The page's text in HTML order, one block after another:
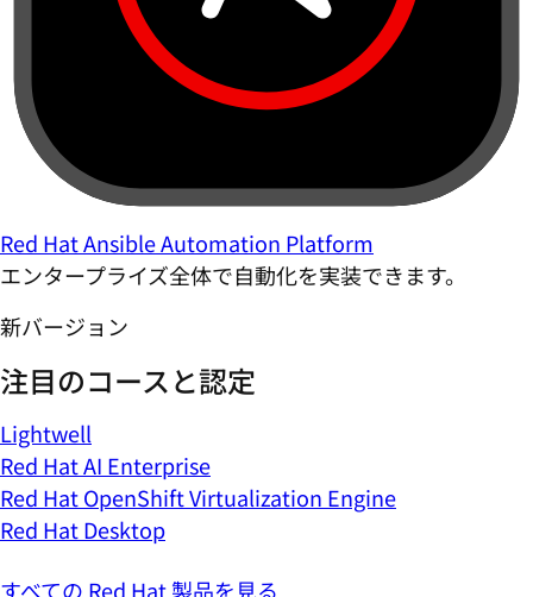
Red Hat Ansible Automation Platform
エンタープライズ全体で自動化を実装できます。
新バージョン
注目のコースと認定
Lightwell
Red Hat AI Enterprise
Red Hat OpenShift Virtualization Engine
Red Hat Desktop
すべての Red Hat 製品を見る